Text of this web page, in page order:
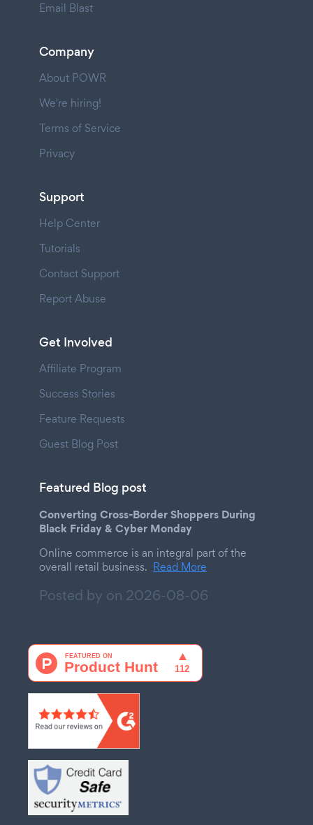
Email Blast
Company
About POWR
We're hiring!
Terms of Service
Privacy
Support
Help Center
Tutorials
Contact Support
Report Abuse
Get Involved
Affiliate Program
Success Stories
Feature Requests
Guest Blog Post
Featured Blog post
Converting Cross-Border Shoppers During
Black Friday & Cyber Monday
Online commerce is an integral part of the
overall retail business. Read More
Posted by on 2026-08-06